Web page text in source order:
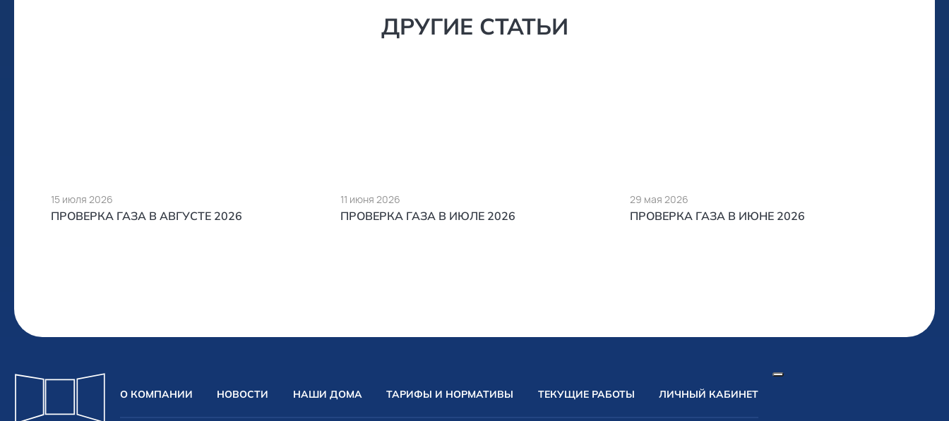
ДРУГИЕ СТАТЬИ
15 июля 2026
ПРОВЕРКА ГАЗА В АВГУСТЕ 2026
11 июня 2026
ПРОВЕРКА ГАЗА В ИЮЛЕ 2026
29 мая 2026
ПРОВЕРКА ГАЗА В ИЮНЕ 2026
О КОМПАНИИ НОВОСТИ НАШИ ДОМА ТАРИФЫ И НОРМАТИВЫ ТЕКУЩИЕ РАБОТЫ ЛИЧНЫЙ КАБИНЕТ